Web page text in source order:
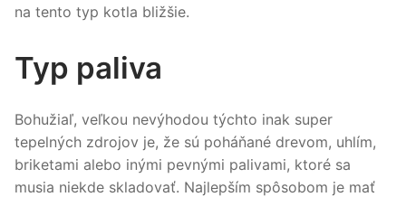
na tento typ kotla bližšie.
Typ paliva
Bohužiaľ, veľkou nevýhodou týchto inak super
tepelných zdrojov je, že sú poháňané drevom, uhlím,
briketami alebo inými pevnými palivami, ktoré sa
musia niekde skladovať. Najlepším spôsobom je mať